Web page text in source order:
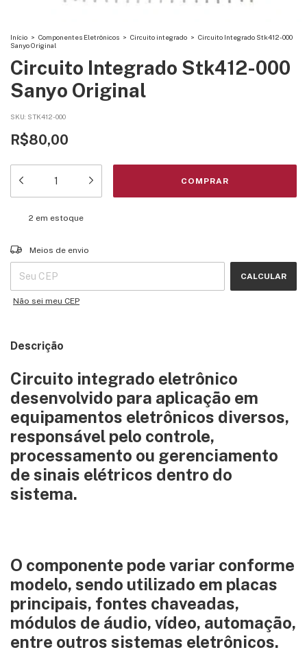
Início > Componentes Eletrônicos > Circuito integrado > Circuito Integrado Stk412-000
Sanyo Original
Circuito Integrado Stk412-000
Sanyo Original
SKU: STK412-000
R$80,00
2 em estoque
Entregas para o CEP:
Meios de envio
CALCULAR
Não sei meu CEP
Descrição
Circuito integrado eletrônico
desenvolvido para aplicação em
equipamentos eletrônicos diversos,
responsável pelo controle,
processamento ou gerenciamento
de sinais elétricos dentro do
sistema.
O componente pode variar conforme
modelo, sendo utilizado em placas
principais, fontes chaveadas,
módulos de áudio, vídeo, automação,
entre outros sistemas eletrônicos.